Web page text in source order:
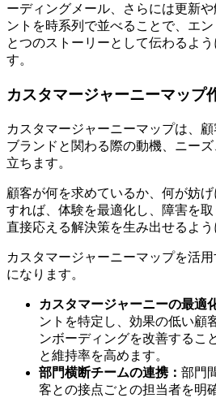
ーディングメール、さらには更新
ントを時系列で並べることで、エ
とつのストーリーとして伝わるよ
す。
カスタマージャーニーマップ
カスタマージャーニーマップは、
ブランドと関わる際の動機、ニー
立ちます。
顧客が何を求めているか、何が妨
すれば、体験を最適化し、障害を
直接応える解決策を生み出せるよう
カスタマージャーニーマップを活
になります。
カスタマージャーニーの最適
ントを特定し、効果の低い顧
ンボーディングを改善するこ
と維持率を高めます。
部門横断チームの連携： 部門
客との接点ごとの担当者を明